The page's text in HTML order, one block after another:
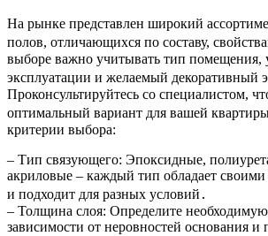
На рынке представлен широкий
полов, отличающихся по составу,
выборе важно учитывать тип помещения,
эксплуатации и желаемый декоративный
Проконсультируйтесь со специалистом,
оптимальный вариант для вашей
критерии выбора:
– Тип связующего: Эпоксидные,
акриловые – каждый тип обладает своими
и подходит для разных условий․
– Толщина слоя: Определите
зависимости от неровностей основания и